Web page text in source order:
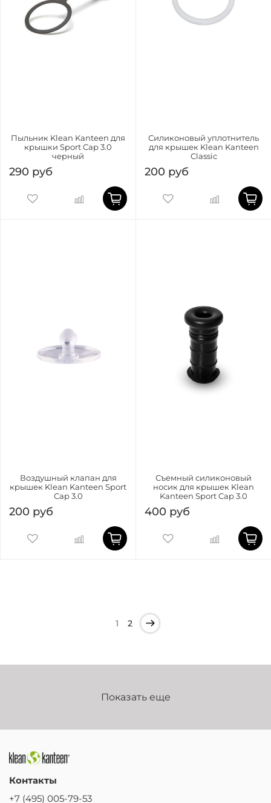
Пыльник Klean Kanteen для
крышки Sport Cap 3.0
черный
290 руб
Силиконовый уплотнитель
для крышек Klean Kanteen
Classic
200 руб
Воздушный клапан для
крышек Klean Kanteen Sport
Cap 3.0
200 руб
Съемный силиконовый
носик для крышек Klean
Kanteen Sport Cap 3.0
400 руб
1 2
Показать еще
Контакты
+7 (495) 005-79-53